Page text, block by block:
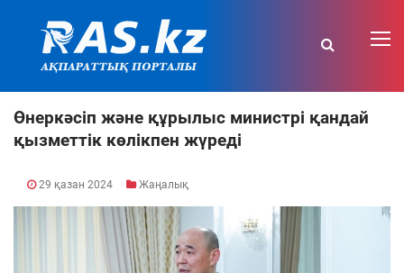
Өнеркәсіп және құрылыс министрі қандай
қызметтік көлікпен жүреді
29 қазан 2024 Жаңалық